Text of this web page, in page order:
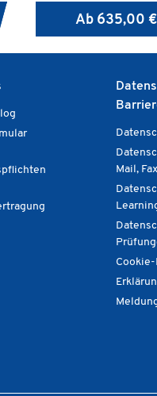
Energieaudits nach DIN
oder eines
zur Verbesserung der
entsprechende
Ab 635,00 €
Mail,